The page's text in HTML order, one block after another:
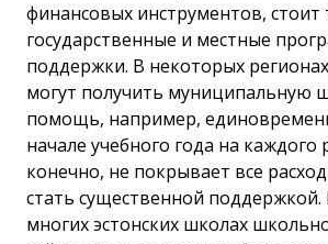
финансовых инструментов, стоит
государственные и местные
поддержки. В некоторых
могут получить муниципальную
помощь, например,
начале учебного года на каждого
конечно, не покрывает все
стать существенной поддержкой.
многих эстонских школах